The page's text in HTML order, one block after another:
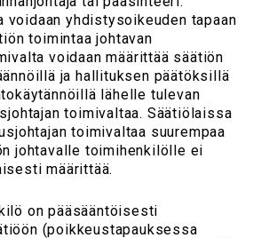
voidaan yhdistysoikeuden tapaan
toimintaa johtavan
voidaan määrittää säätiön
ja hallituksen päätöksillä
lähelle tulevan
toimivaltaa. Säätiölaissa
toimivaltaa suurempaa
johtavalle toimihenkilölle ei
määrittää.
on pääsääntöisesti
(poikkeustapauksessa